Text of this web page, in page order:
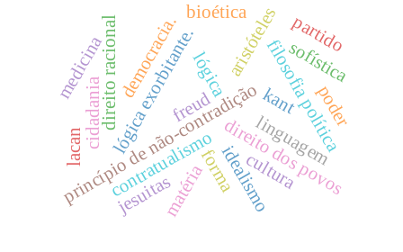
lógica
princípio de não-contradição
lógica exorbitante. kant
direito racional filosofia política
direito dos povos
contratualismoidealismo
forma
matéria
democracia.
linguagem
aristótelessofística
cultura
jesuitas
bioética
cidadania
medicina partido
poder
freud
lacan